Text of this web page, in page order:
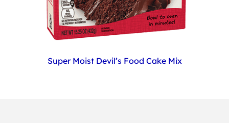
Super Moist Devil’s Food Cake Mix